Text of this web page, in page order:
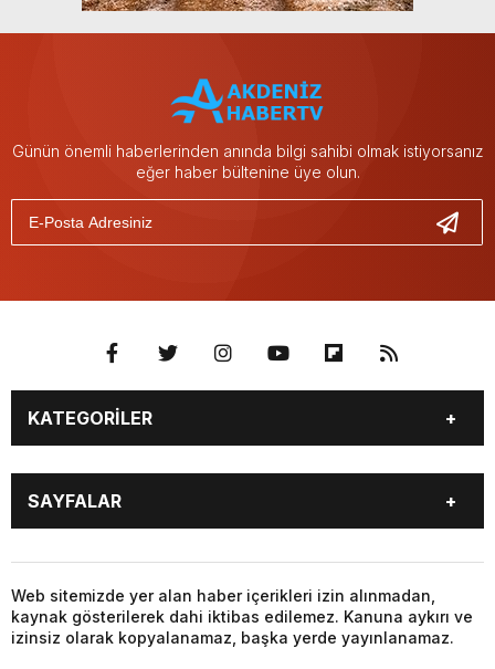
Günün önemli haberlerinden anında bilgi sahibi olmak istiyorsanız
eğer haber bültenine üye olun.
KATEGORİLER
GÜNDEM
SEKTÖR ÖZEL
DÜNYA
EKONOMİ
SPOR
SAYFALAR
DÜNYA
SİYASET
EKONOMİ
SPOR
Web sitemizde yer alan haber içerikleri izin alınmadan,
kaynak gösterilerek dahi iktibas edilemez. Kanuna aykırı ve
izinsiz olarak kopyalanamaz, başka yerde yayınlanamaz.